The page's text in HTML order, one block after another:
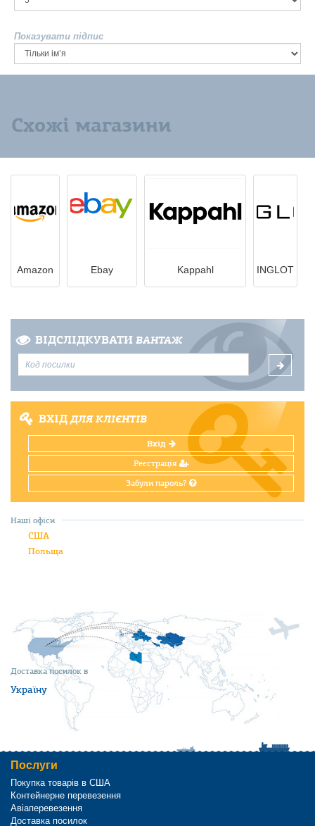
Показувати підпис
Схожі магазини
Amazon Ebay Kappahl INGLOT
ВІДСЛІДКУВАТИ ВАНТАЖ
ВХІДДЛЯ КЛІЄНТІВ
Вхід
Реєстрація
Забули пароль?
Доставка посилок в
Україну
Наші офіси
США
Польща
Послуги
Покупка товарів в США
Контейнерне перевезення
Авіаперевезення
Доставка посилок